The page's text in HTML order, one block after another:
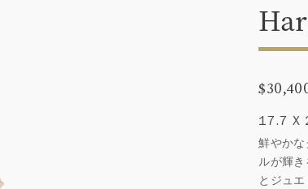
17.7 X
鮮やか
ルが輝
とジュ